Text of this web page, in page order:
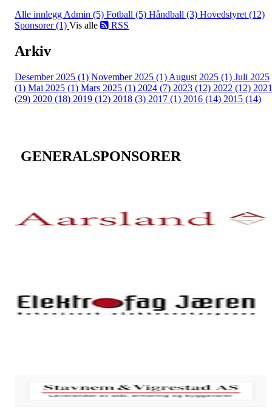
Alle innlegg Admin (5) Fotball (5) Håndball (3) Hovedstyret (12)
Sponsorer (1) Vis alle RSS
Arkiv
Desember 2025 (1) November 2025 (1) August 2025 (1) Juli 2025
(1) Mai 2025 (1) Mars 2025 (1) 2024 (7) 2023 (12) 2022 (12) 2021
(29) 2020 (18) 2019 (12) 2018 (3) 2017 (1) 2016 (14) 2015 (14)
GENERALSPONSORER